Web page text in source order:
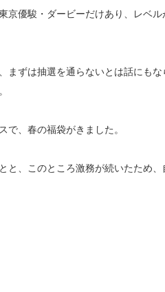
京優駿・ダービーだけあり、レベ
まずは抽選を通らないとは話にも
で、春の福袋がきました。
と、このところ激務が続いたため